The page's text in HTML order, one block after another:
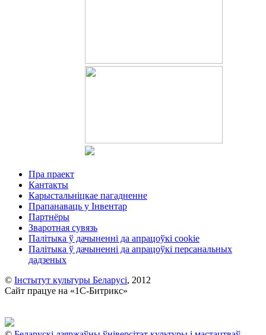
Пра праект
Кантакты
Карыстальніцкае пагадненне
Прапанаваць у Інвентар
Партнёры
Зваротная сувязь
Палітыка ў дачыненні да апрацоўкі cookie
Палітыка ў дачыненні да апрацоўкі персанальных
дадзеных
© Інстытут культуры Беларусі, 2012
Сайт працуе на «1С-Битрикс»